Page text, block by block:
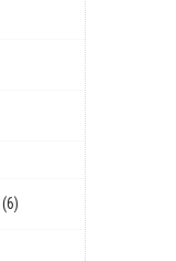
(6)